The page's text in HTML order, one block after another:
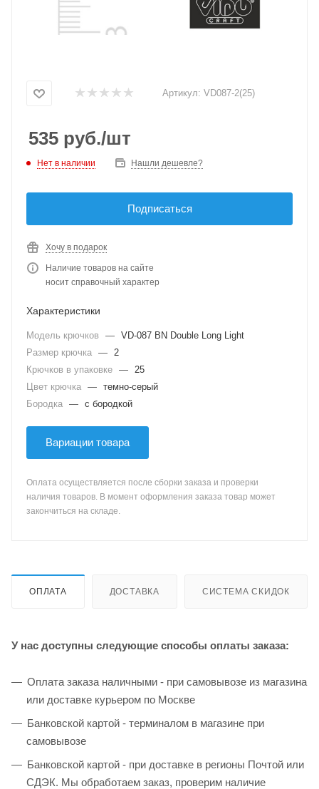
Артикул: VD087-2(25)
535 руб./шт
Нет в наличии Нашли дешевле?
Подписаться
Хочу в подарок
Наличие товаров на сайте
носит справочный характер
Характеристики
Модель крючков — VD-087 BN Double Long Light
Размер крючка — 2
Крючков в упаковке — 25
Цвет крючка — темно-серый
Бородка — с бородкой
Вариации товара
Оплата осуществляется после сборки заказа и проверки
наличия товаров. В момент оформления заказа товар может
закончиться на складе.
ОПЛАТА ДОСТАВКА СИСТЕМА СКИДОК
У нас доступны следующие способы оплаты заказа:
Оплата заказа наличными - при самовывозе из магазина
или доставке курьером по Москве
Банковской картой - терминалом в магазине при
самовывозе
Банковской картой - при доставке в регионы Почтой или
СДЭК. Мы обработаем заказ, проверим наличие